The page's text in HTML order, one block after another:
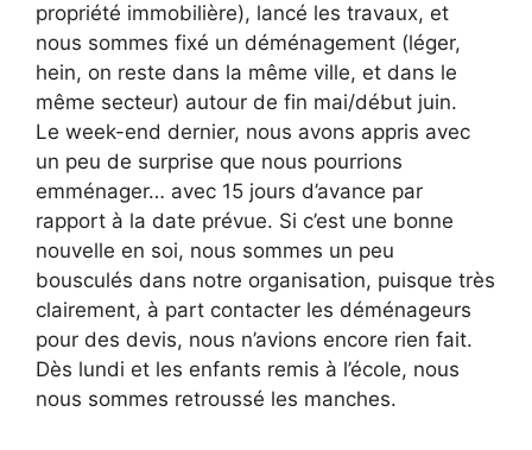
propriété immobilière), lancé les travaux, et
nous sommes fixé un déménagement (léger,
hein, on reste dans la même ville, et dans le
même secteur) autour de fin mai/début juin.
Le week-end dernier, nous avons appris avec
un peu de surprise que nous pourrions
emménager… avec 15 jours d’avance par
rapport à la date prévue. Si c’est une bonne
nouvelle en soi, nous sommes un peu
bousculés dans notre organisation, puisque très
clairement, à part contacter les déménageurs
pour des devis, nous n’avions encore rien fait.
Dès lundi et les enfants remis à l’école, nous
nous sommes retroussé les manches.